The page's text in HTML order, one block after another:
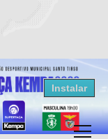
Instalar